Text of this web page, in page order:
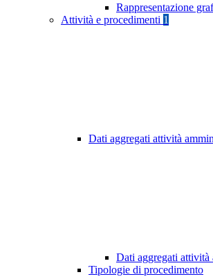
Rappresentazione
Attività e procedimenti 1
Dati aggregati attività
Dati aggregati attività
Tipologie di procedimento